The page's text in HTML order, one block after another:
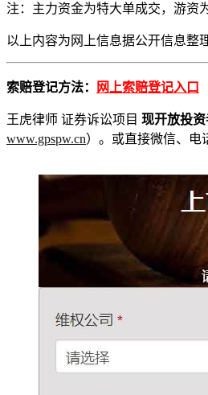
注：主力资金为特大单成交，游资
以上内容为 网上信息据公开信息整
索赔登记方法： 网上索赔登记入口
王虎律师 证券诉讼项目 现开放投
www.gpspw.cn）。或直接微信、电